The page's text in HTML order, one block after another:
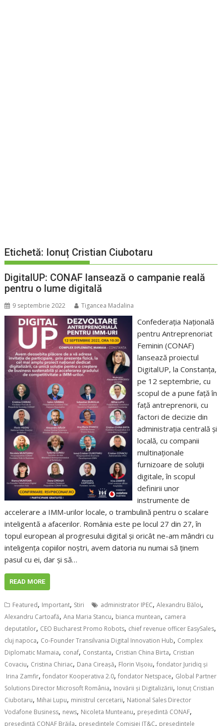
Etichetă: Ionuț Cristian Ciubotaru
DigitalUP: CONAF lansează o campanie reală
pentru o lume digitală
9 septembrie 2022 Tigancea Madalina
Confederația Națională
pentru Antreprenoriat
Feminin (CONAF)
lansează proiectul
DigitalUP, la Constanța,
pe 12 septembrie, cu
scopul de a pune față în
față antreprenorii, cu
factori de decizie din
administrația centrală și
locală, cu companii
multinaționale
furnizoare de soluții
digitale, în scopul
definirii unor
instrumente de
accelerare a IMM-urilor locale, o trambulină pentru o scalare
inteligentă a afacerilor. România este pe locul 27 din 27, în
topul european al progresului digital și oricât ne-am mândri cu
inteligența copiilor noștri, avem datoria nu numai să ținem
pasul cu ei, dar și să…
READ MORE
Featured, Important, Stiri administrator IPEC,Alexandru Băloi,
Alexandru Cartoafă,Ana Maria Stancu, bianca muntean, camera
deputatilor, CEO Bucharest Promo Robots, chief revenue officer EasySales,
cluj napoca, Co-Founder Transilvania Digital Innovation Hub, Complex
Diplomatic Mamaia, conaf, Constanta, Cristian China Birta, Cristian
Covaciu, Cristina Chiriac, Dana Cireașă, Florin Vișoiu,fondator Juridiq și
Irina Zamfir,fondator Kooperativa 2.0,fondator Netspace, Global Partner
Solutions Director Microsoft România, Inovării și Digitalizării, Ionuț Cristian
Ciubotaru, Mihai Lupu, ministrul cercetarii, National Sales Director
Vodafone Business, news, Nicoleta Munteanu, președintă CONAF,
președintă CONAF Brăila, președintele Comisiei IT&C, președintele